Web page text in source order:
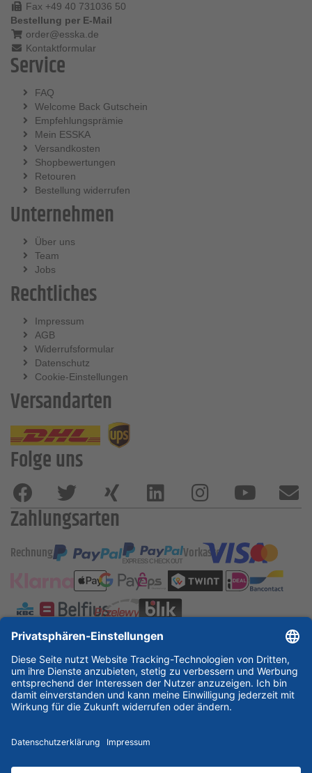
Fax +49 40 731036 50
Bestellung per E-Mail
order@esska.de
Kontaktformular
Service
FAQ
Welcome Back Gutschein
Empfehlungsprämie
Mein ESSKA
Versandkosten
Shopbewertungen
Retouren
Bestellung widerrufen
Unternehmen
Über uns
Team
Jobs
Rechtliches
Impressum
AGB
Widerrufsformular
Datenschutz
Cookie-Einstellungen
Versandarten
Folge uns
Zahlungsarten
Rechnung Vorkasse
ESSKA International
new
new new